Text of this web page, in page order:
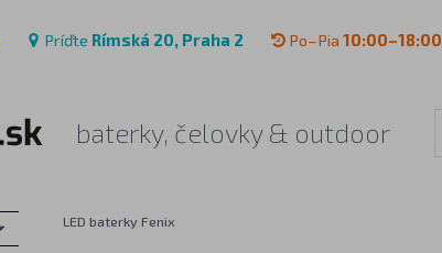
Príďte Rímská 20, Praha 2 Po–Pia 10:00–18:00
baterky, čelovky & outdoor
LED baterky Fenix